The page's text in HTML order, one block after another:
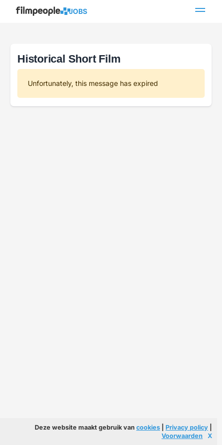
JOBS
Historical Short Film
Unfortunately, this message has expired
Deze website maakt gebruik van cookies Privacy policy
Voorwaarden
X